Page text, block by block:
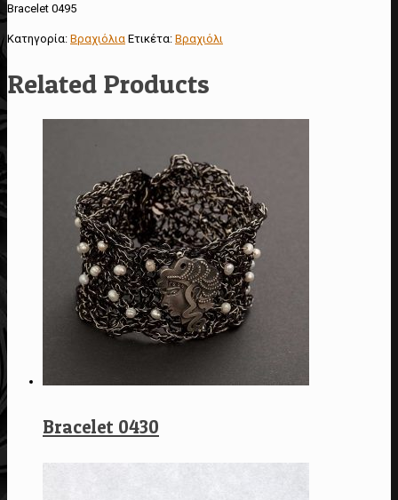
Bracelet 0495
Κατηγορία: Βραχιόλια Ετικέτα: Βραχιόλι
Related Products
Bracelet 0430